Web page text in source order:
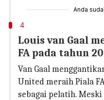
Anda
4
Louis van Gaal
FA pada tahun
Van Gaal
United meraih Piala
sebagai pelatih.